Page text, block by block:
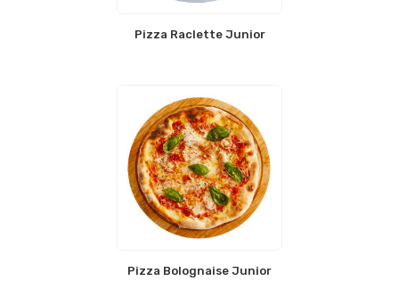
Pizza Raclette Junior
Pizza Bolognaise Junior